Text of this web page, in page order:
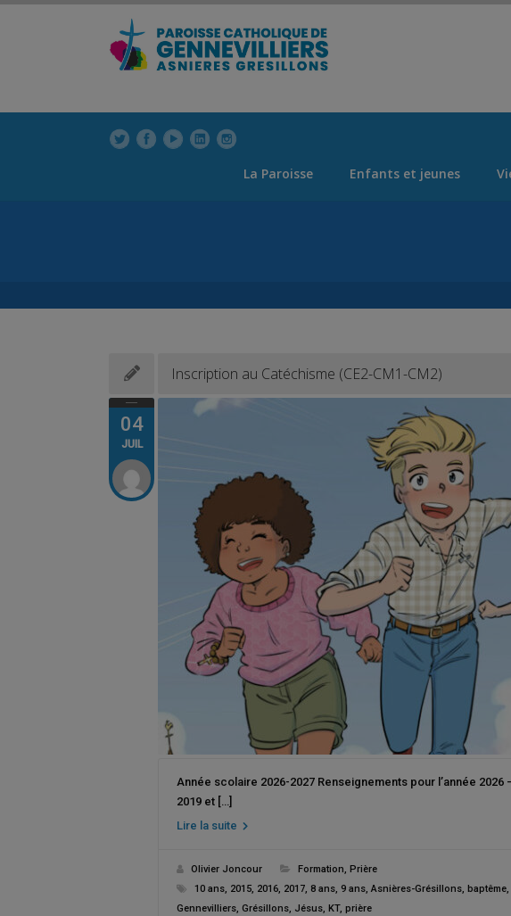
La Paroisse Enfants et jeunes
04
JUIL
Inscription au Catéchisme (CE2-CM1-CM2)
Année scolaire 2026-2027 Renseignements pour l’année
2019 et […]
Lire la suite
Olivier Joncour Formation, Prière
10 ans, 2015, 2016, 2017, 8 ans, 9 ans, Asnières-Grésillons, baptême,
Gennevilliers, Grésillons, Jésus, KT, prière